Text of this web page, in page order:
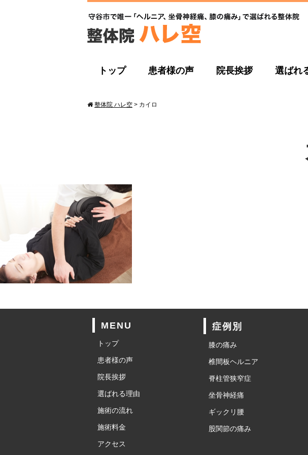
トップ 患者様の声 院長挨拶 選ばれ
整体院 ハレ空 > カイロ
MENU
トップ
患者様の声
院長挨拶
選ばれる理由
施術の流れ
施術料金
アクセス
症例別
膝の痛み
椎間板ヘルニア
脊柱管狭窄症
坐骨神経痛
ギックリ腰
股関節の痛み